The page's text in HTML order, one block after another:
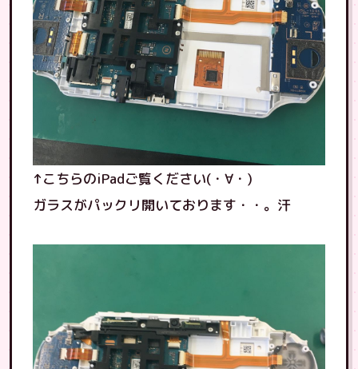
↑こちらのiPadご覧ください(・∀・)
ガラスがパックリ開いております・・。汗